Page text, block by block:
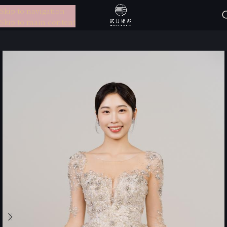
Skip to navigation
Skip to main content
選單